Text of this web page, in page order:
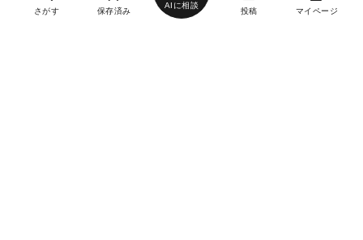
さがす 保存済み
AIに相談
投稿 マイページ